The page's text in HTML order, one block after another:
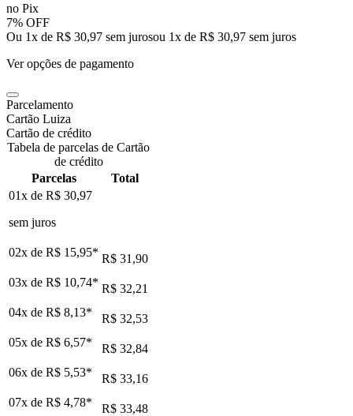
no Pix
7% OFF
Ou 1x de R$ 30,97 sem jurosou 1x de R$ 30,97 sem juros
Ver opções de pagamento
Parcelamento
Cartão Luiza
Cartão de crédito
Tabela de parcelas de Cartão
de crédito
Parcelas
Total
01x de R$ 30,97
sem juros
02x de R$ 15,95* R$ 31,90
03x de R$ 10,74* R$ 32,21
04x de R$ 8,13*
R$ 32,53
05x de R$ 6,57*
R$ 32,84
06x de R$ 5,53*
R$ 33,16
07x de R$ 4,78*
R$ 33,48